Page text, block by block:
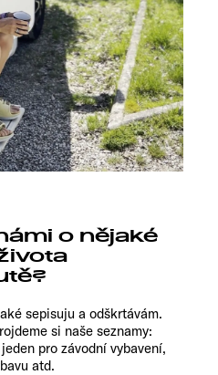
o nějaké
sepisuju a odškrtávám.
si naše seznamy:
pro závodní vybavení,
atd.